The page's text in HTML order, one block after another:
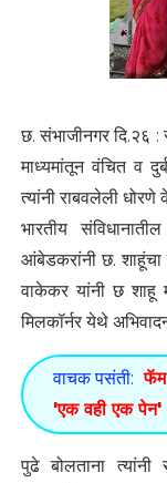
छ. संभाजीनगर दि.२६ :
माध्यमांतून वंचित व
त्यांनी राबवलेली धोरणे
भारतीय
आंबेडकरांनी छ. शाहूंचा
वाकेकर यांनी छ शाहू
मिलकॉर्नर येथे
वाचक पसंती: फॅम
'एक वही एक पेन'
पुढे बोलताना